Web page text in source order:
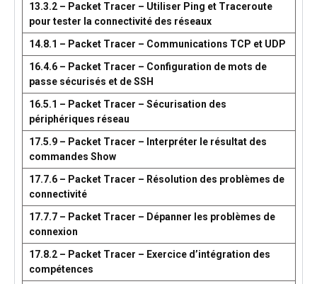
13.3.2 – Packet Tracer – Utiliser Ping et Traceroute
pour tester la connectivité des réseaux
14.8.1 – Packet Tracer – Communications TCP et UDP
16.4.6 – Packet Tracer – Configuration de mots de
passe sécurisés et de SSH
16.5.1 – Packet Tracer – Sécurisation des
périphériques réseau
17.5.9 – Packet Tracer – Interpréter le résultat des
commandes Show
17.7.6 – Packet Tracer – Résolution des problèmes de
connectivité
17.7.7 – Packet Tracer – Dépanner les problèmes de
connexion
17.8.2 – Packet Tracer – Exercice d’intégration des
compétences